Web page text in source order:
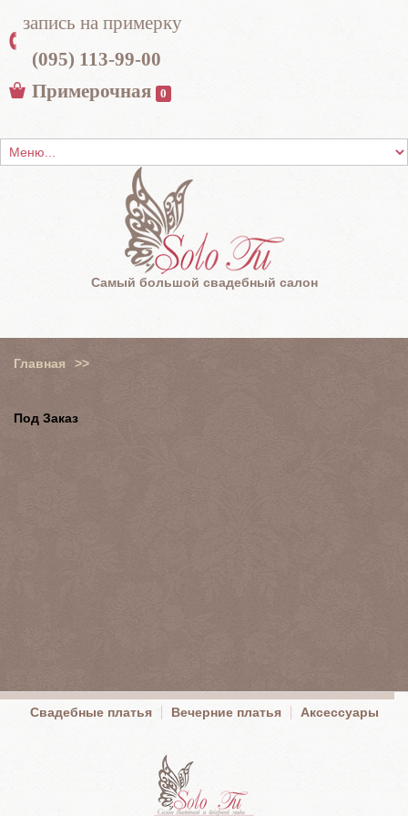
запись на примерку
(095) 113-99-00
Примерочная
0
Самый большой свадебный салон
Главная >>
Под Заказ
Свадебные платья Вечерние платья Аксессуары